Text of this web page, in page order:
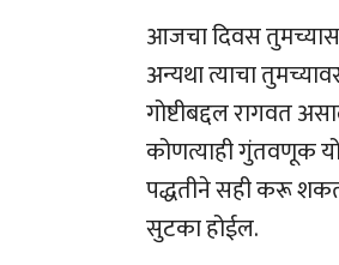
आजचा दिवस
अन्यथा त्याचा
गोष्टीबद्दल रागवत
कोणत्याही गुंतवणूक
पद्धतीने सही करू
सुटका होईल.